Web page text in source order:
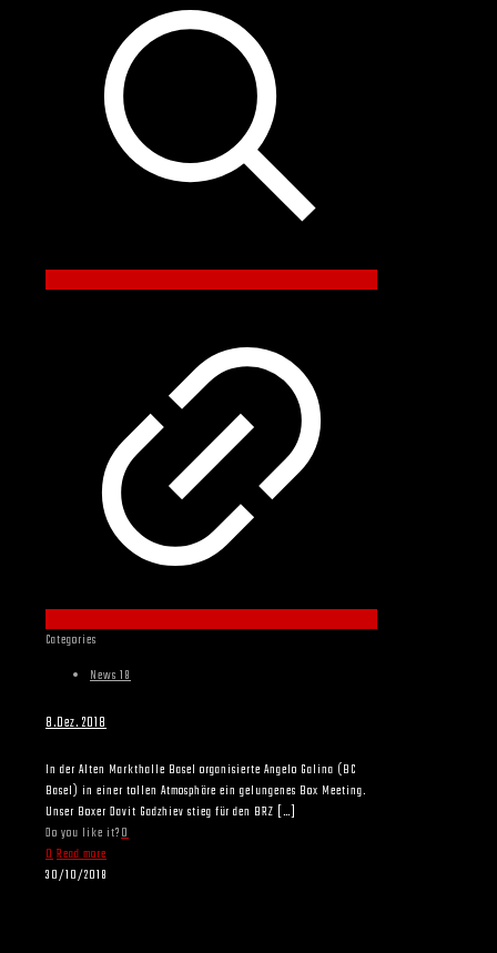
Categories
News 18
8.Dez. 2018
In der Alten Markthalle Basel organisierte Angelo Galina (BC
Basel) in einer tollen Atmosphäre ein gelungenes Box Meeting.
Unser Boxer Davit Gadzhiev stieg für den BRZ […]
Do you like it?0
0Read more
30/10/2018